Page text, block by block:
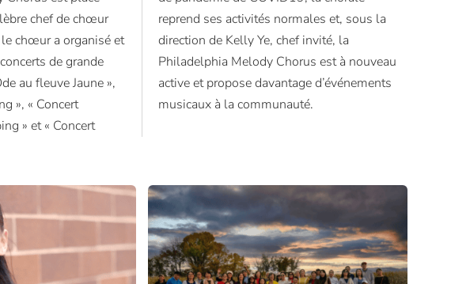
chef de chœur
chœur a organisé et
de grande
au fleuve Jaune »,
», « Concert
» et « Concert
et, sous la
chef invité, la
est à nouveau
d’événements
musicaux à la communauté.